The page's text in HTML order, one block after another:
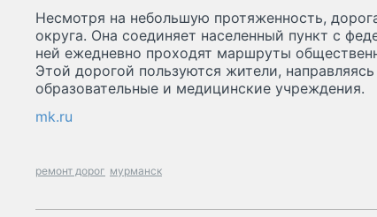
Несмотря на небольшую протяженность,
округа. Она соединяет населенный пункт с
ней ежедневно проходят маршруты
Этой дорогой пользуются жители,
образовательные и медицинские учреждения.
mk.ru
ремонт дорог мурманск